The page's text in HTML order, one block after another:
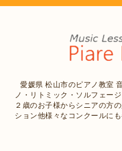
愛媛県 松山市のピアノ教室
ノ・リトミック・ソルフェー
２歳のお子様からシニアの方
ション他様々なコンクールに